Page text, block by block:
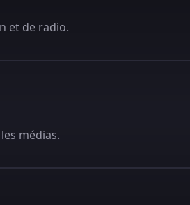
et de radio.
médias.